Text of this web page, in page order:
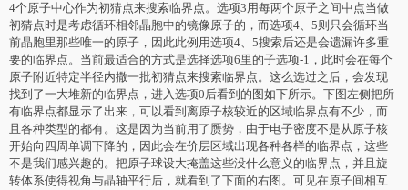
4个原子中心作为初猜点来搜索临界点。选项3用每两个原子之间中点当做
初猜点时是考虑循环相邻晶胞中的镜像原子的，而选项4、5则只会循环当
前晶胞里那些唯一的原子，因此此例用选项4、5搜索后还是会遗漏许多重
要的临界点。当前最适合的方式是选择选项6里的子选项-1，此时会在每个
原子附近特定半径内撒一批初猜点来搜索临界点。这么选过之后，会发现
找到了一大堆新的临界点，进入选项0后看到的图如下所示。下图左侧把所
有临界点都显示了出来，可以看到离原子核较近的区域临界点有不少，而
且各种类型的都有。这是因为当前用了赝势，由于电子密度不是从原子核
开始向四周单调下降的，因此会在价层区域出现各种各样的临界点，这些
不是我们感兴趣的。把原子球设大掩盖这些没什么意义的临界点，并且旋
转体系使得视角与晶轴平行后，就看到了下面的右图。可见在原子间相互